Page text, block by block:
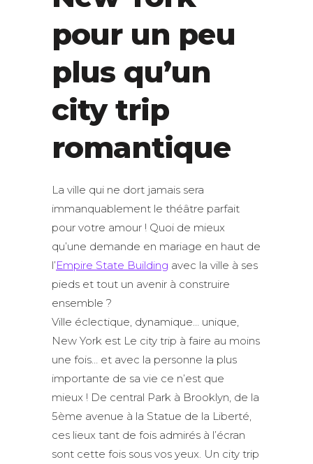
pour un peu
plus qu’un
city trip
romantique
La ville qui ne dort jamais sera
immanquablement le théâtre parfait
pour votre amour ! Quoi de mieux
qu’une demande en mariage en haut de
l’Empire State Building avec la ville à ses
pieds et tout un avenir à construire
ensemble ?
Ville éclectique, dynamique… unique,
New York est Le city trip à faire au moins
une fois… et avec la personne la plus
importante de sa vie ce n’est que
mieux ! De central Park à Brooklyn, de la
5ème avenue à la Statue de la Liberté,
ces lieux tant de fois admirés à l’écran
sont cette fois sous vos yeux. Un city trip